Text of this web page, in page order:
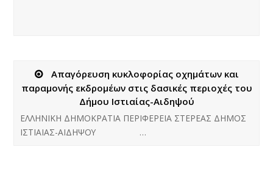
Απαγόρευση κυκλοφορίας οχημάτων και
παραμονής εκδρομέων στις δασικές περιοχές του
Δήμου Ιστιαίας-Αιδηψού
ΕΛΛΗΝΙΚΗ ΔΗΜΟΚΡΑΤΙΑ ΠΕΡΙΦΕΡΕΙΑ ΣΤΕΡΕΑΣ ΔΗΜΟΣ
ΙΣΤΙΑΙΑΣ-ΑΙΔΗΨΟΥ …